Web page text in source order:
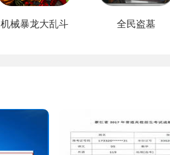
机械暴龙大乱斗 全民盗墓